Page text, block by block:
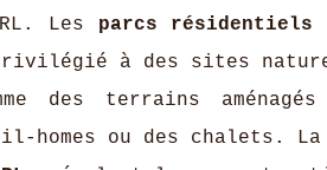
Les parcs
à des sites
des terrains
homes ou des chalets.